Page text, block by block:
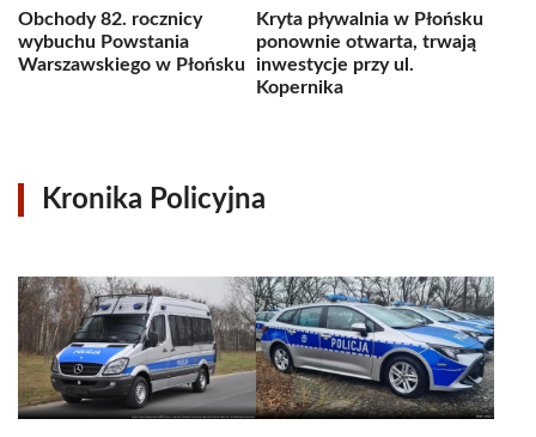
Obchody 82. rocznicy
wybuchu Powstania
Warszawskiego w Płońsku
Kryta pływalnia w Płońsku
ponownie otwarta, trwają
inwestycje przy ul.
Kopernika
Kronika Policyjna